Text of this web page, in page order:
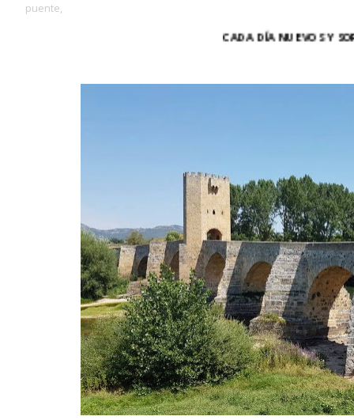
puente,
CADA DÍA NUEVOS Y